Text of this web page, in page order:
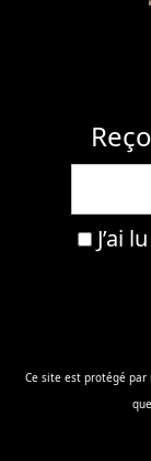
J’ai
Ce site est protégé par